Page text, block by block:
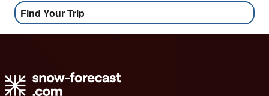
Find Your Trip